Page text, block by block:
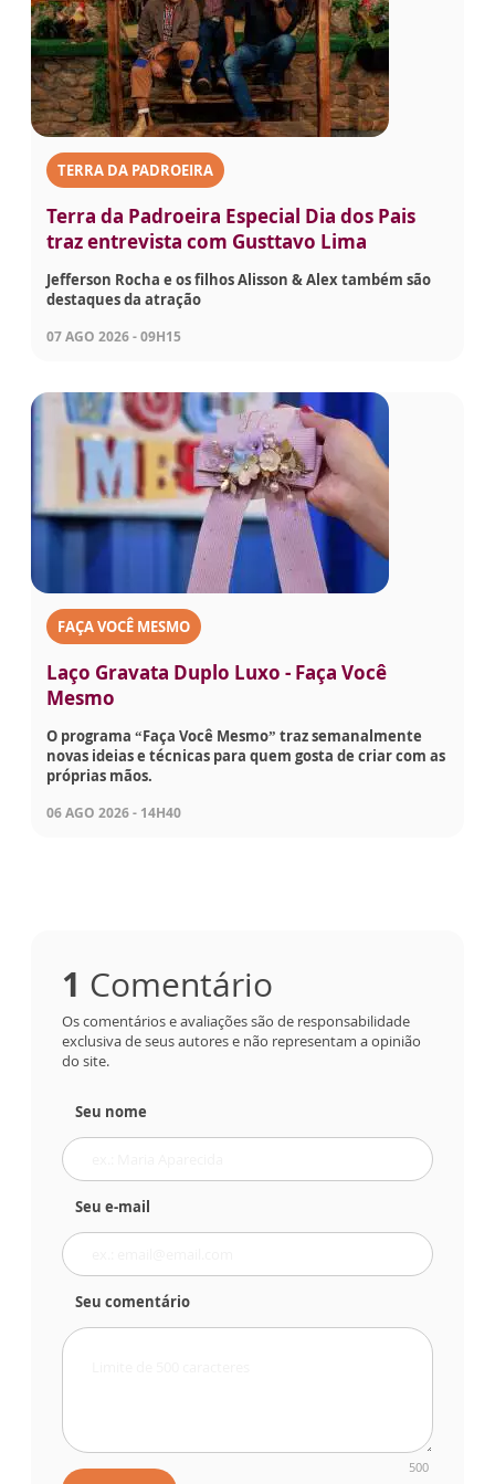
TERRA DA PADROEIRA
Terra da Padroeira Especial Dia dos Pais
traz entrevista com Gusttavo Lima
Jefferson Rocha e os filhos Alisson & Alex também são
destaques da atração
07 AGO 2026 - 09H15
FAÇA VOCÊ MESMO
Laço Gravata Duplo Luxo - Faça Você
Mesmo
O programa “Faça Você Mesmo” traz semanalmente
novas ideias e técnicas para quem gosta de criar com as
próprias mãos.
06 AGO 2026 - 14H40
1 Comentário
Os comentários e avaliações são de responsabilidade
exclusiva de seus autores e não representam a opinião
do site.
Seu nome
Seu e-mail
Seu comentário
500